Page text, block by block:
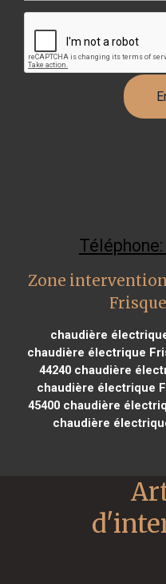
Zone
chaudière
chaudière électrique
44240 chaudière
chaudière électrique
45400chaudière
chaudière